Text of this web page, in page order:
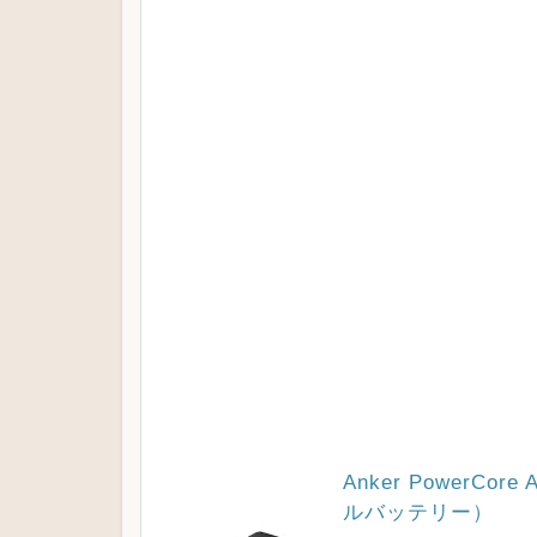
Anker PowerCore
ルバッテリー）